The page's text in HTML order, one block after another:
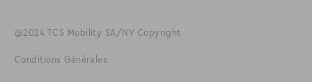
@2024 TCS Mobility SA/NV Copyright
Conditions Générales